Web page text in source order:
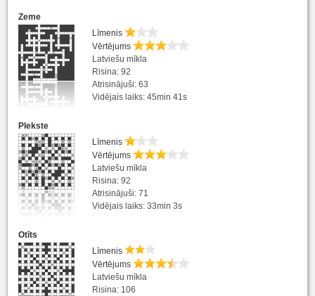
Zeme
Līmenis
Vērtējums
Latviešu mīkla
Risina: 92
Atrisinājuši: 63
Vidējais laiks: 45min 41s
Plekste
Līmenis
Vērtējums
Latviešu mīkla
Risina: 92
Atrisinājuši: 71
Vidējais laiks: 33min 3s
Otīts
Līmenis
Vērtējums
Latviešu mīkla
Risina: 106